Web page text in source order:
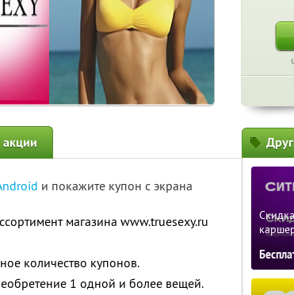
и покажите купон с экрана
магазина www.truesexy.ru
количество купонов.
1 одной и более вещей.